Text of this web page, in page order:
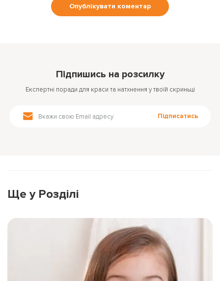
Підпишись на розсилку
Підписатись
Експертні поради для краси та натхнення у твоїй скриньці
Ще у Розділі
Бонусів на рахунку:
ПОВЕРНУТИСЯ ДО БЛОГУ
ДЗВІНКА
ПОВЕРНУТИСЯ ПЕРЕРАХУВАТИ